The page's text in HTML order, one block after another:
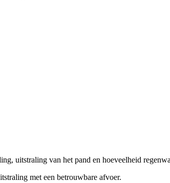
uitstraling van het pand en hoeveelheid
met een betrouwbare afvoer.